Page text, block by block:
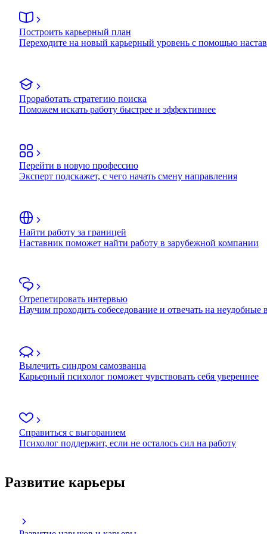
Построить карьерный план
Переходите на новый карьерный уровень с помощью
Проработать стратегию поиска
Поможем искать работу быстрее и эффективнее
Перейти в новую профессию
Эксперт подскажет, с чего начать смену направления
Найти работу за границей
Наставник поможет найти работу в зарубежной компании
Отрепетировать интервью
Научим проходить собеседование и отвечать на неудобные
Вылечить синдром самозванца
Карьерный психолог поможет чувствовать себя увереннее
Справиться с выгоранием
Психолог поддержит, если не осталось сил на работу
Развитие карьеры